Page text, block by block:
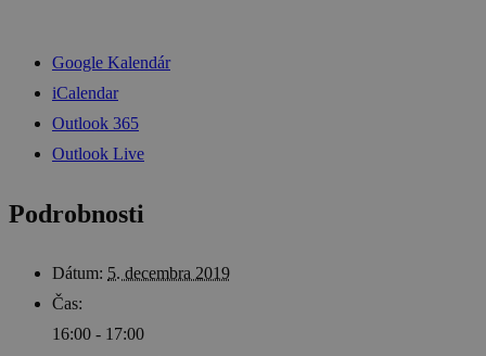
Google Kalendár
iCalendar
Outlook 365
Outlook Live
Podrobnosti
Dátum: 5. decembra 2019
Čas:
16:00 - 17:00